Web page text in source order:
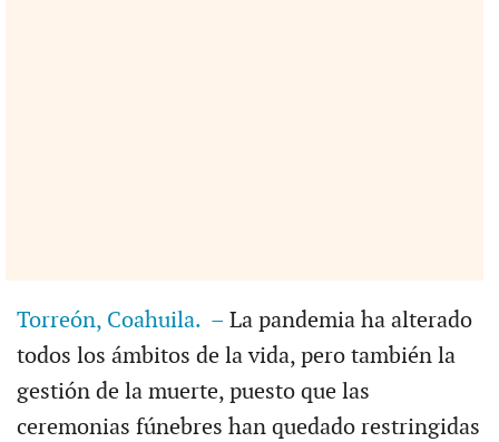
Torreón, Coahuila. – La pandemia ha alterado
todos los ámbitos de la vida, pero también la
gestión de la muerte, puesto que las
ceremonias fúnebres han quedado restringidas